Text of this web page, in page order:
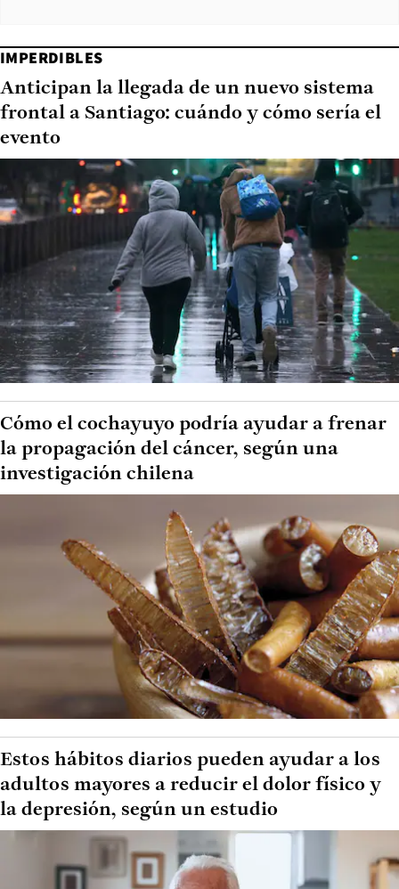
IMPERDIBLES
Anticipan la llegada de un nuevo sistema
frontal a Santiago: cuándo y cómo sería el
evento
Cómo el cochayuyo podría ayudar a frenar
la propagación del cáncer, según una
investigación chilena
Estos hábitos diarios pueden ayudar a los
adultos mayores a reducir el dolor físico y
la depresión, según un estudio